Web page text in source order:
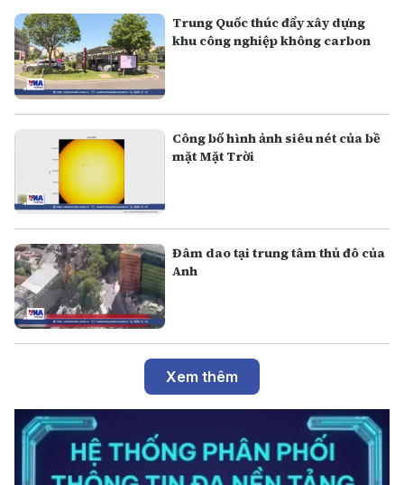
Trung Quốc thúc đẩy xây dựng
khu công nghiệp không carbon
Công bố hình ảnh siêu nét của bề
mặt Mặt Trời
Đâm dao tại trung tâm thủ đô của
Anh
Xem thêm